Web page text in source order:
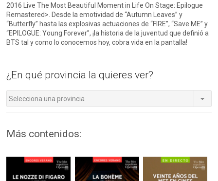
2016 Live The Most Beautiful Moment in Life On Stage: Epilogue
Remastered>. Desde la emotividad de “Autumn Leaves” y
“Butterfly” hasta las explosivas actuaciones de “FIRE”, “Save ME” y
“EPILOGUE: Young Forever”, ¡la historia de la juventud que definió a
BTS tal y como lo conocemos hoy, cobra vida en la pantalla!
¿En qué provincia la quieres ver?
Selecciona una provincia
Más contenidos: